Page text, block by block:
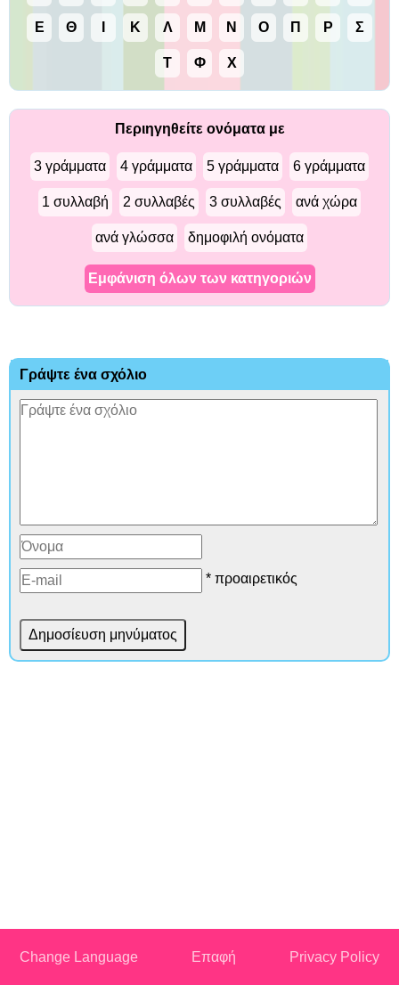
Ε Θ Κ Λ Μ Ν Ο Π Ρ Σ
Τ Φ Χ
Περιηγηθείτε ονόματα με
3 γράμματα 4 γράμματα 5 γράμματα 6 γράμματα
1 συλλαβή 2 συλλαβές 3 συλλαβές ανά χώρα
ανά γλώσσα δημοφιλή ονόματα
Εμφάνιση όλων των κατηγοριών
Γράψτε ένα σχόλιο
* προαιρετικός
Change Language Επαφή Privacy Policy